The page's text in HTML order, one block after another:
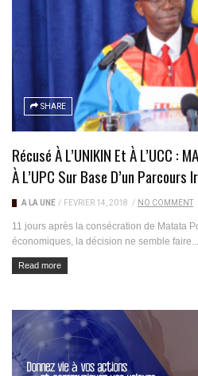
SHARE
Récusé À L’UNIKIN Et À L’UCC :
À L’UPC Sur Base D’un Parcours
A LA UNE / FÉVRIER 14, 2018 / NO COMMENT
11 jours après la consécration de Matata
économiques, la décision ne semble faire...
Read more